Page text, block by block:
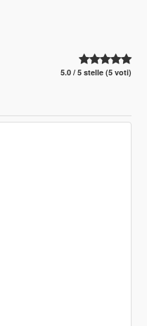
5.0 / 5 stelle (5 voti)